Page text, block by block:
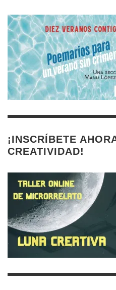
¡INSCRÍBETE
CREATIVIDAD!